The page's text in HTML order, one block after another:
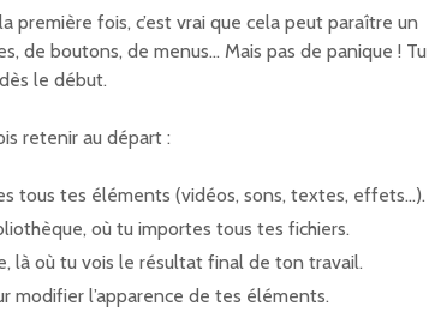
première fois, c’est vrai que cela peut paraître un
de boutons, de menus… Mais pas de panique ! Tu
le début.
retenir au départ :
tous tes éléments (vidéos, sons, textes, effets…).
où tu importes tous tes fichiers.
là où tu vois le résultat final de ton travail.
modifier l’apparence de tes éléments.